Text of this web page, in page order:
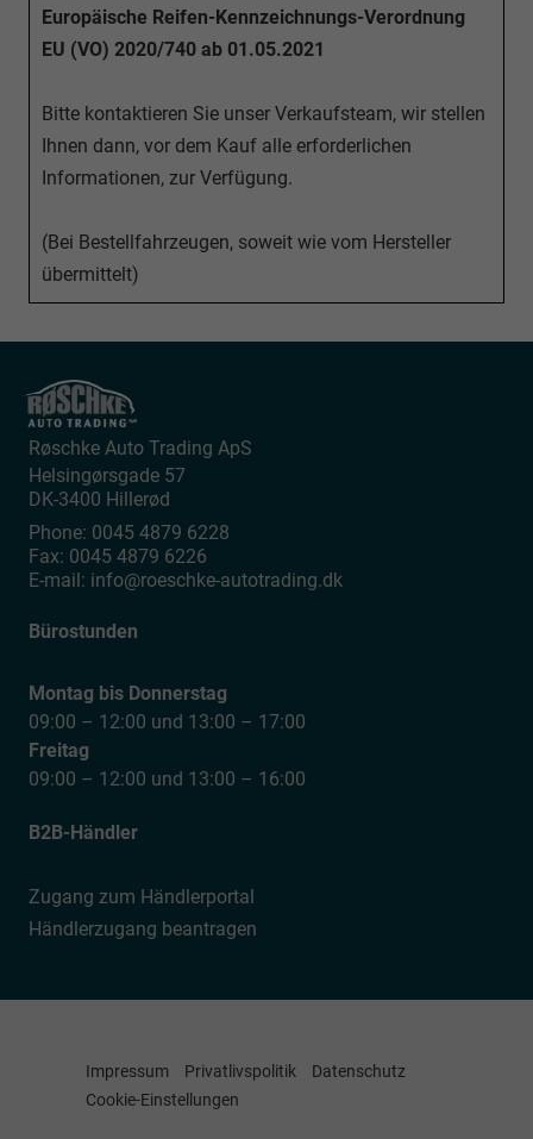
Europäische Reifen-Kennzeichnungs-Verordnung
EU (VO) 2020/740 ab 01.05.2021
Bitte kontaktieren Sie unser Verkaufsteam, wir stellen
Ihnen dann, vor dem Kauf alle erforderlichen
Informationen, zur Verfügung.
(Bei Bestellfahrzeugen, soweit wie vom Hersteller
übermittelt)
Røschke Auto Trading ApS
Helsingørsgade 57
DK-3400 Hillerød
Phone: 0045 4879 6228
Fax: 0045 4879 6226
E-mail: info@roeschke-autotrading.dk
Bürostunden
Montag bis Donnerstag
09:00 – 12:00 und 13:00 – 17:00
Freitag
09:00 – 12:00 und 13:00 – 16:00
B2B-Händler
Zugang zum Händlerportal
Händlerzugang beantragen
Impressum Privatlivspolitik
Datenschutz
Cookie-Einstellungen